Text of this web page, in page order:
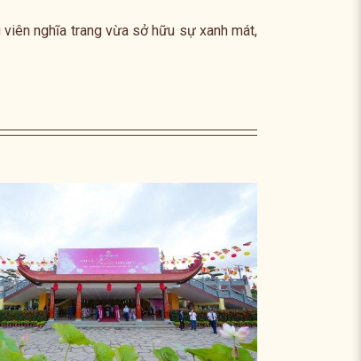
nghĩa trang vừa sở hữu sự xanh mát,